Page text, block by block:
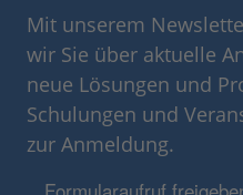
Mit unserem
wir Sie über aktuelle
neue Lösungen und
Schulungen und
zur Anmeldung.